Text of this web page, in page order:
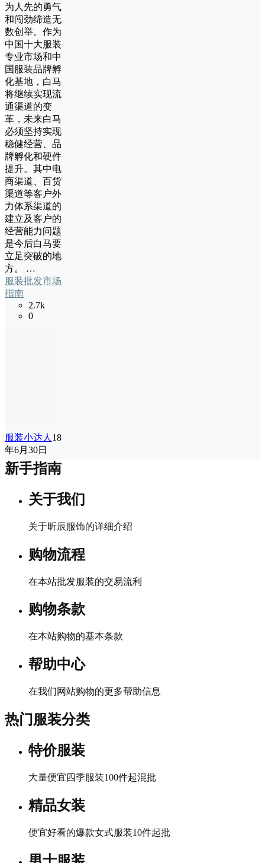
为人先的勇气
和闯劲缔造无
数创举。作为
中国十大服装
专业市场和中
国服装品牌孵
化基地，白马
将继续实现流
通渠道的变
革，未来白马
必须坚持实现
稳健经营、品
牌孵化和硬件
提升。其中电
商渠道、百货
渠道等客户外
力体系渠道的
建立及客户的
经营能力问题
是今后白马要
立足突破的地
方。 …
服装批发市场
指南
2.7k
0
服装小达人 18
年6月30日
新手指南
关于我们
关于昕辰服饰的详细介绍
购物流程
在本站批发服装的交易流利
购物条款
在本站购物的基本条款
帮助中心
在我们网站购物的更多帮助信息
热门服装分类
特价服装
大量便宜四季服装100件起混批
精品女装
便宜好看的爆款女式服装10件起批